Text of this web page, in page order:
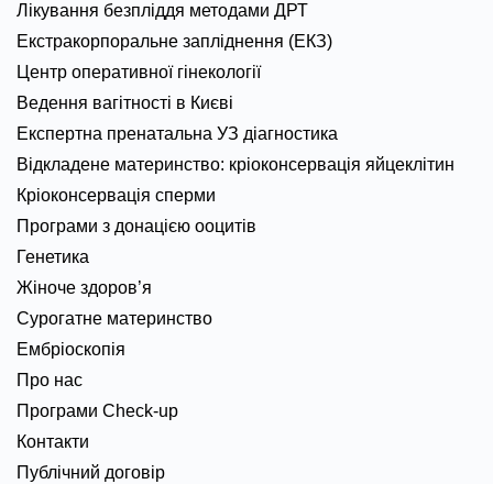
Лікування безпліддя методами ДРТ
Екстракорпоральне запліднення (ЕКЗ)
Центр оперативної гінекології
Ведення вагітності в Києві
Експертна пренатальна УЗ діагностика
Відкладене материнство: кріоконсервація яйцеклітин
Кріоконсервація сперми
Програми з донацією ооцитів
Генетика
Жіноче здоров’я
Сурогатне материнство
Ембріоскопія
Про нас
Програми Check-up
Контакти
Публічний договір